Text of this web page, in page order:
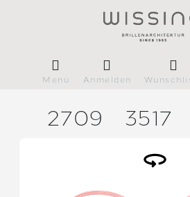
Menü Anmelden
2709 3517